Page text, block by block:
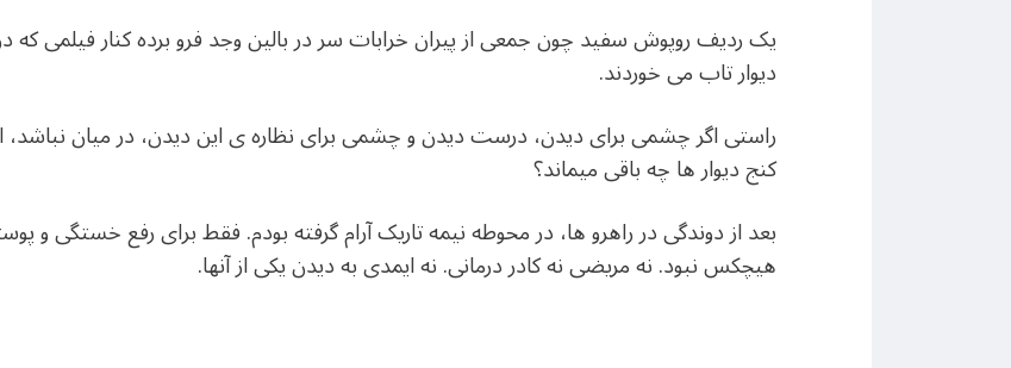
یک ردیف روپوش سفید چون جمعی از پیران خرابات سر در بالین وجد فرو برده کنار فیلمی که
دیوار تاب می خوردند.
راستی اگر چشمی برای دیدن، درست دیدن و چشمی برای نظاره ی این دیدن، در میان
کنج دیوار ها چه باقی میماند؟
بعد از دوندگی در راهرو ها، در محوطه نیمه تاریک آرام گرفته بودم. فقط برای رفع خستگی و
هیچکس نبود. نه مریضی نه کادر درمانی. نه ایمدی به دیدن یکی از آنها.